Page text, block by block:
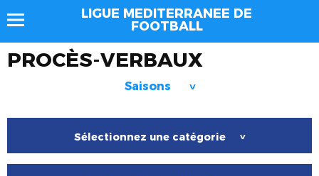
LIGUE MEDITERRANEE DE
FOOTBALL
PROCÈS-VERBAUX
Saisons >
Sélectionnez une catégorie >